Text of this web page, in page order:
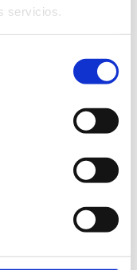
servicios.
será publicada.